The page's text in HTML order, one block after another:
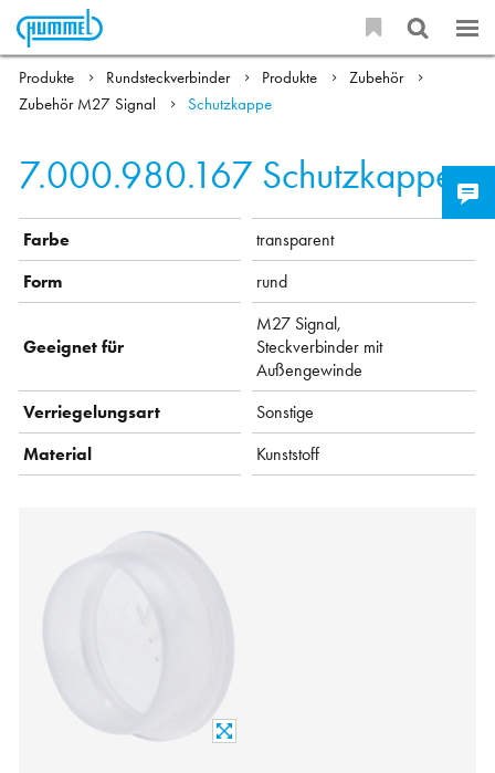
Produkte Rundsteckverbinder Produkte
Zubehör
Zubehör M27 Signal
Schutzkappe
7.000.980.167 Schutzkappe
Farbe
transparent
Form
rund
Geeignet für
M27 Signal,
Steckverbinder mit
Außengewinde
Verriegelungsart
Sonstige
Material
Kunststoff